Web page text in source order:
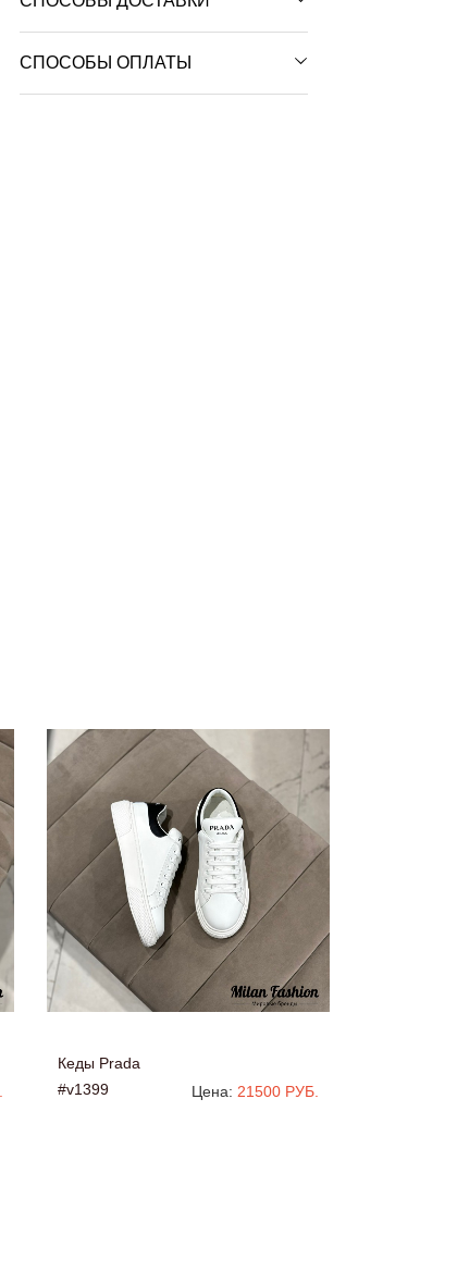
СПОСОБЫ ОПЛАТЫ
Кеды Prada
#v1399
Цена: 21500 РУБ.